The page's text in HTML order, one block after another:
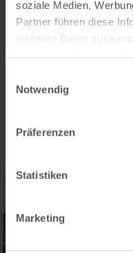
soziale Medien,
Partner führen diese
weiteren Daten
Notwendig
Präferenzen
Statistiken
Marketing